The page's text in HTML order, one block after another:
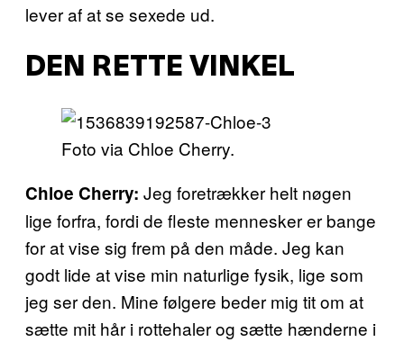
lever af at se sexede ud.
DEN RETTE VINKEL
Foto via Chloe Cherry.
Chloe Cherry: Jeg foretrækker helt nøgen
lige forfra, fordi de fleste mennesker er bange
for at vise sig frem på den måde. Jeg kan
godt lide at vise min naturlige fysik, lige som
jeg ser den. Mine følgere beder mig tit om at
sætte mit hår i rottehaler og sætte hænderne i